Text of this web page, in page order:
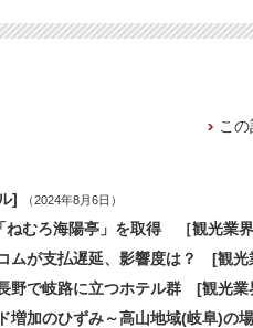
こ
] （2024年8月6日）
むろ海陽亭」を取得 ［観光業界
ムが支払遅延、影響度は？ [観光
野で岐路に立つホテル群 [観光業
増加のひずみ～高山地域(岐阜)の